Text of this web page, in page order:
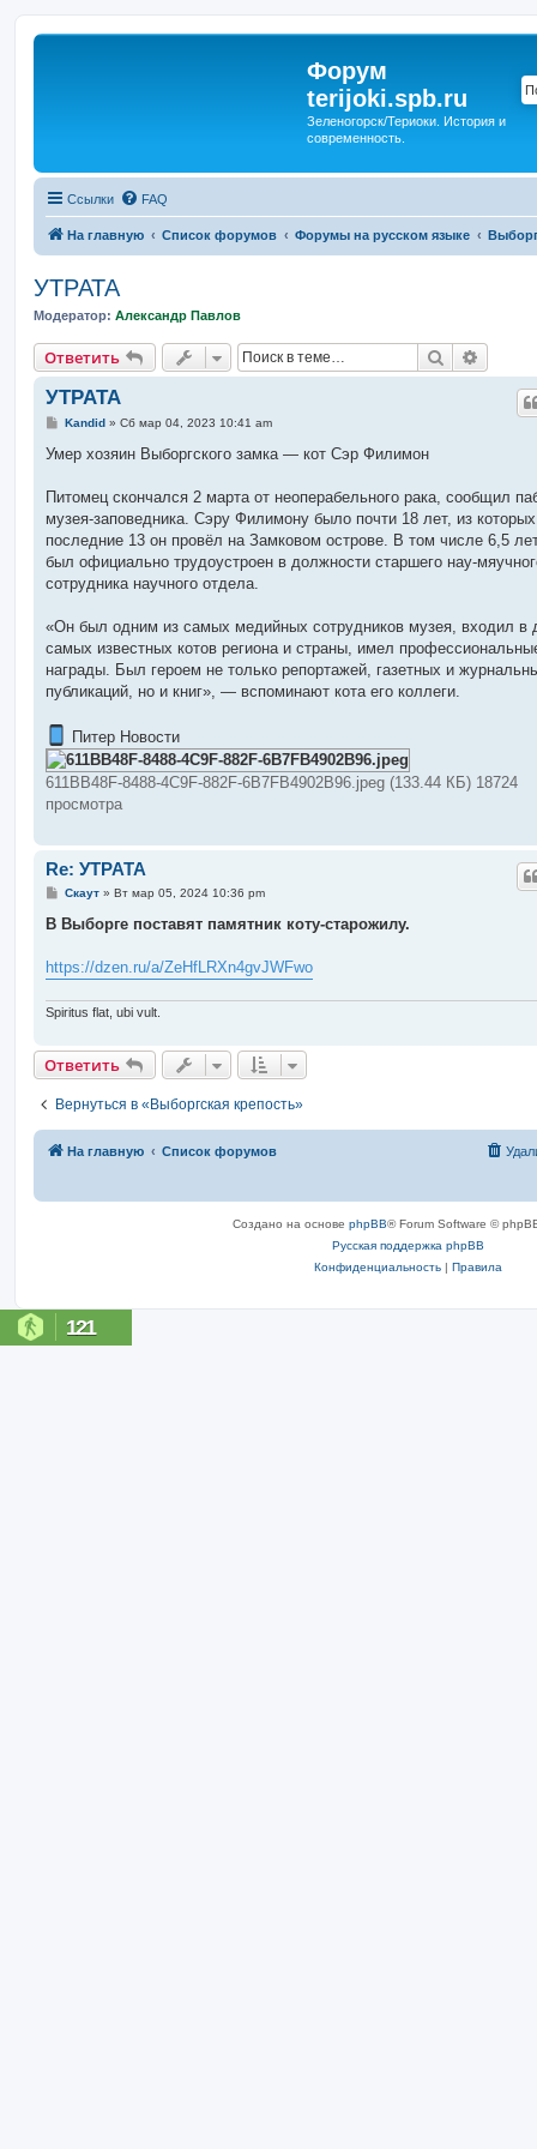
Форум
terijoki.spb.ru
Зеленогорск/Териоки. История и
современность.
Ссылки FAQ
На главную Список форумов Форумы на русском языке
УТРАТА
Модератор: Александр Павлов
Ответить Поиск
УТРАТА
С
о
е
и
е
Kandid» Сб мар 04, 2023 10:41 am
Умер хозяин Выборгского замка — кот Сэр Филимон
Питомец скончался 2 марта от неоперабельного рака, сообщил
музея-заповедника. Сэру Филимону было почти 18 лет, из которых
последние 13 он провёл на Замковом острове. В том числе 6,5
был официально трудоустроен в должности старшего нау-
сотрудника научного отдела.
«Он был одним из самых медийных сотрудников музея, входил в
самых известных котов региона и страны, имел
награды. Был героем не только репортажей, газетных и
публикаций, но и книг», — вспоминают кота его коллеги.
Питер Новости
611BB48F-8488-4C9F-882F-6B7FB4902B96.jpeg (133.44 КБ) 18724
просмотра
Re: УТРАТА
С
о
е
н
е
Скаут» Вт мар 05, 2024 10:36 pm
В Выборге поставят памятник коту-старожилу.
https://dzen.ru/a/ZeHfLRXn4gvJWFwo
Spiritus flat, ubi vult.
Ответить
Вернуться в «Выборгская крепость»
На главную Список форумов
Создано на основе phpBB® Forum Software ©
Русская поддержка phpBB
Конфиденциальность | Правила
121